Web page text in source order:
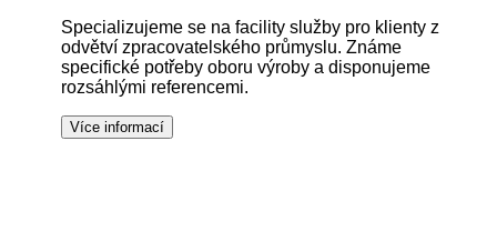
Specializujeme se na facility služby pro klienty z
odvětví zpracovatelského průmyslu. Známe
specifické potřeby oboru výroby a disponujeme
rozsáhlými referencemi.